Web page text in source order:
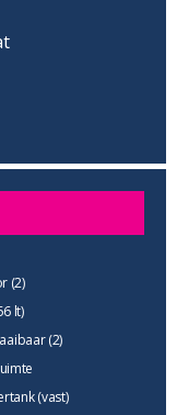
(2)
lt)
(2)
(vast)